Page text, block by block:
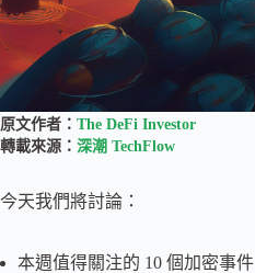
原文作者： The DeFi Investor
轉載來源： 深潮 TechFlow
今天我們將討論：
本週值得關注的 10 個加密事件